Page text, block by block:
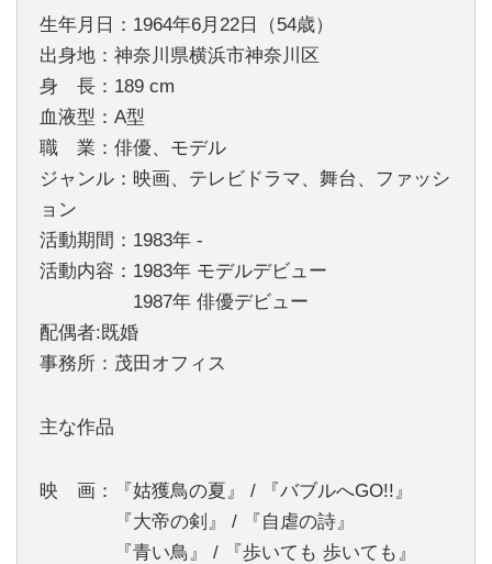
生年月日：1964年6月22日（54歳）
出身地：神奈川県横浜市神奈川区
身 長：189 cm
血液型：A型
職 業：俳優、モデル
ジャンル：映画、テレビドラマ、舞台、ファッシ
ョン
活動期間：1983年 -
活動内容：1983年 モデルデビュー
1987年 俳優デビュー
配偶者:既婚
事務所：茂田オフィス
主な作品
映 画：『姑獲鳥の夏』 / 『バブルへGO!!』
『大帝の剣』 / 『自虐の詩』
『青い鳥』 / 『歩いても 歩いても』